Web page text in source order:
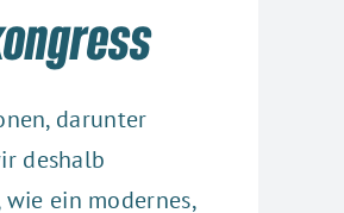
darunter
deshalb
ein modernes,